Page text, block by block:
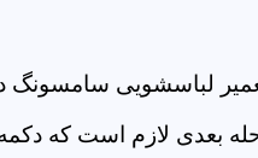
لباسشویی سامسونگ
بعدی لازم است که